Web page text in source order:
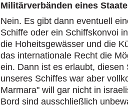
Militärverbänden eines
Nein. Es gibt dann eventuell
Schiffe oder ein Schiffskonvoi
die Hoheitsgewässer und die
das internationale Recht die
ein. Dann ist es erlaubt,
unseres Schiffes war aber
Marmara" will gar nicht in
Bord sind ausschließlich